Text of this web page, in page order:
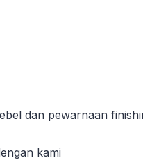
dan pewarnaan
kami